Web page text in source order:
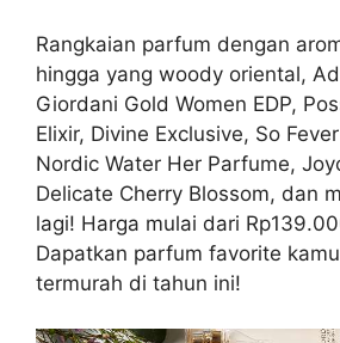
Rangkaian parfum dengan
hingga yang woody oriental,
Giordani Gold Women EDP,
Elixir, Divine Exclusive, So
Nordic Water Her Parfume,
Delicate Cherry Blossom, dan
lagi! Harga mulai dari
Dapatkan parfum favorite
termurah di tahun ini!